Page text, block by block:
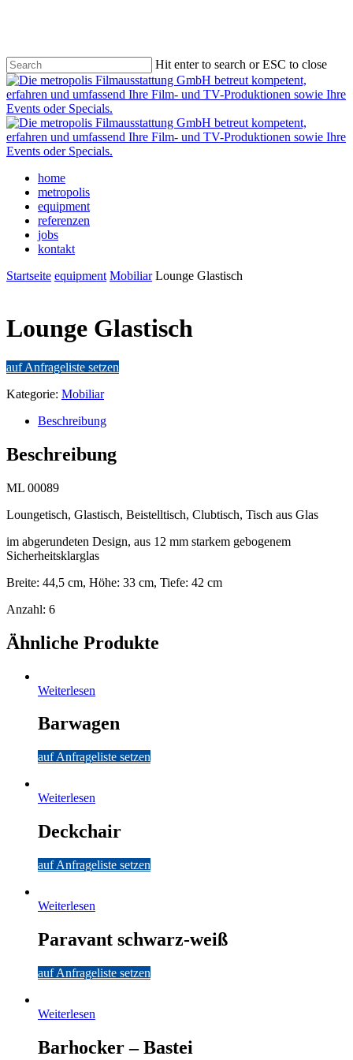
content
Hit enter to search or ESC to close
Close
Search
Menu
home
metropolis
equipment
referenzen
jobs
kontakt
Startseite equipment Mobiliar Lounge Glastisch
Lounge Glastisch
auf Anfrageliste setzen
Kategorie: Mobiliar
Beschreibung
Beschreibung
ML 00089
Loungetisch, Glastisch, Beistelltisch, Clubtisch, Tisch aus Glas
im abgerundeten Design, aus 12 mm starkem gebogenem
Sicherheitsklarglas
Breite: 44,5 cm, Höhe: 33 cm, Tiefe: 42 cm
Anzahl: 6
Ähnliche Produkte
Weiterlesen
Barwagen
auf Anfrageliste setzen
Weiterlesen
Deckchair
auf Anfrageliste setzen
Weiterlesen
Paravant schwarz-weiß
auf Anfrageliste setzen
Weiterlesen
Barhocker – Bastei